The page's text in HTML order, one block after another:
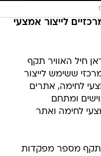
לייצור אמצעי
חיל האוויר תקף
מרכזי ששימש לייצור
לחימה, אתרים
ומתחם
לחימה ואתר
תקף מספר מפקדות